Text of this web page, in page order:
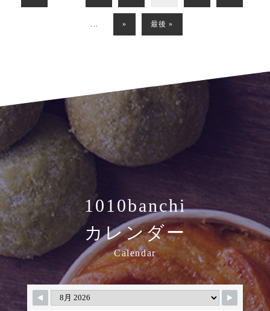
» 最後 »
1010banchi
カレンダー
Calendar